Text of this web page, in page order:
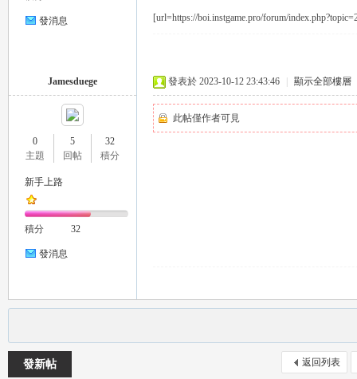
薦
發消息 [url=https://boi.instgame.pro/forum/
Jamesduege
0
主題
5
回帖
32
積分
新手上路
積分 32
發消息
發表於 2023-10-12 23:43:46 顯示全部樓層
此帖僅作者可見
返回列表
發新帖